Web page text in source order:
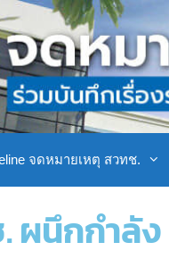
จดหมายเหตุ สวทช.
ผนึกกำลัง